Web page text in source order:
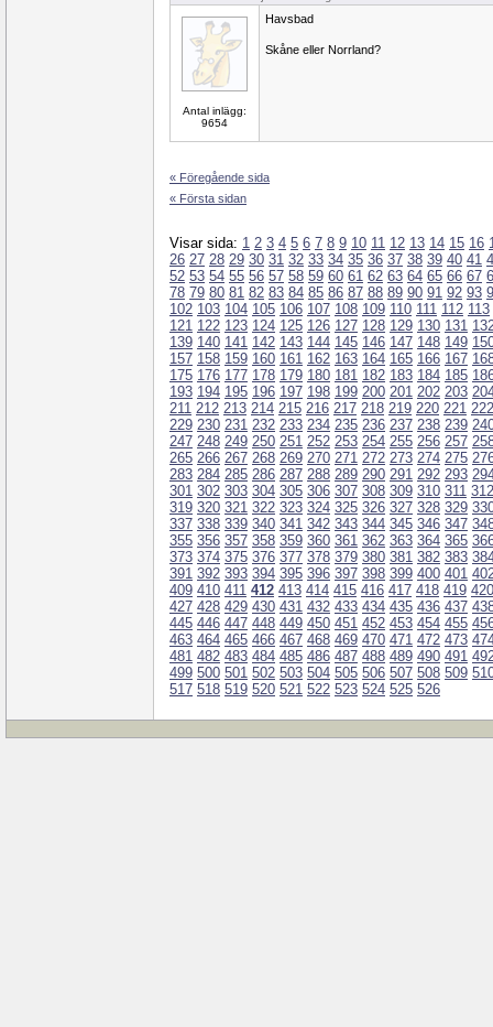
Antal inlägg:
9654
Havsbad
Skåne eller Norrland?
« Föregående sida
« Första sidan
Visar sida: 1 2 3 4 5 6 7 8 9 10 11 12 13 14 15 16
26 27 28 29 30 31 32 33 34 35 36 37 38 39 40 41
52 53 54 55 56 57 58 59 60 61 62 63 64 65 66 67
78 79 80 81 82 83 84 85 86 87 88 89 90 91 92 93
102 103 104 105 106 107 108 109 110 111 112 113
121 122 123 124 125 126 127 128 129 130 131
139 140 141 142 143 144 145 146 147 148 149
157 158 159 160 161 162 163 164 165 166 167
175 176 177 178 179 180 181 182 183 184 185
193 194 195 196 197 198 199 200 201 202 203
211 212 213 214 215 216 217 218 219 220 221 222
229 230 231 232 233 234 235 236 237 238 239
247 248 249 250 251 252 253 254 255 256 257
265 266 267 268 269 270 271 272 273 274 275
283 284 285 286 287 288 289 290 291 292 293
301 302 303 304 305 306 307 308 309 310 311 312
319 320 321 322 323 324 325 326 327 328 329
337 338 339 340 341 342 343 344 345 346 347
355 356 357 358 359 360 361 362 363 364 365
373 374 375 376 377 378 379 380 381 382 383
391 392 393 394 395 396 397 398 399 400 401
409 410 411 412 413 414 415 416 417 418 419 420
427 428 429 430 431 432 433 434 435 436 437
445 446 447 448 449 450 451 452 453 454 455
463 464 465 466 467 468 469 470 471 472 473
481 482 483 484 485 486 487 488 489 490 491
499 500 501 502 503 504 505 506 507 508 509
517 518 519 520 521 522 523 524 525 526